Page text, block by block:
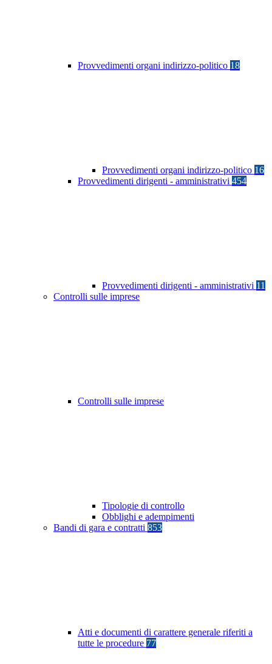
Provvedimenti organi indirizzo-politico 18
Provvedimenti organi indirizzo-politico 16
Provvedimenti dirigenti - amministrativi 454
Provvedimenti dirigenti - amministrativi 11
Controlli sulle imprese
Controlli sulle imprese
Tipologie di controllo
Obblighi e adempimenti
Bandi di gara e contratti 853
Atti e documenti di carattere generale riferiti a
tutte le procedure 77